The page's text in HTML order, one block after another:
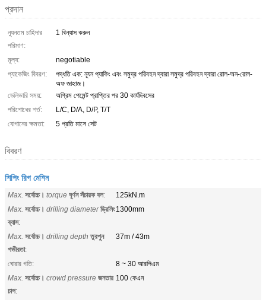
প্রদান
ন্যূনতম চাহিদার
পরিমাণ:
1 বিন্যাস করুন
মূল্য:
negotiable
প্যাকেজিং বিবরণ:
পদ্ধতি এক: নূ্যন প্যাকিং এবং সমুদ্র পরিবহন দ্বারা সমুদ্র পরিবহন দ্বারা রোল-অন-রোল-
অফ জাহাজ।
ডেলিভারি সময়:
অগ্রিম পেমেন্ট প্রাপ্তির পর 30 কার্যদিবসের
পরিশোধের শর্ত:
L/C, D/A, D/P, T/T
যোগানের ক্ষমতা:
5 প্রতি মাসে সেট
বিবরণ
শিপিং রিগ মেশিন
Max. সর্বোচ্চ। torque ঘূর্ণন সঁচারক বল:
125kN.m
Max. সর্বোচ্চ। drilling diameter ড্রিলিং
ব্যাস:
1300mm
Max. সর্বোচ্চ। drilling depth তুরপুন
গভীরতা:
37m / 43m
ঘোরার গতি:
8 ~ 30 আরপিএম
Max. সর্বোচ্চ। crowd pressure জনতার
চাপ:
100 কেএন